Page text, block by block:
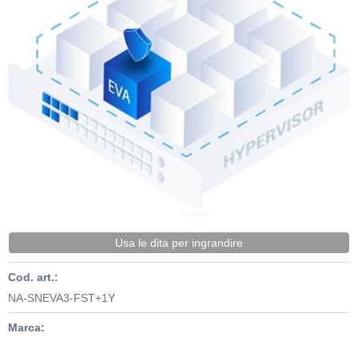
Usa le dita per ingrandire
Cod. art.:
NA-SNEVA3-FST+1Y
Marca: